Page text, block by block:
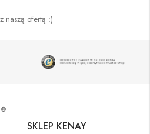
naszą ofertą :)
SKLEP KENAY